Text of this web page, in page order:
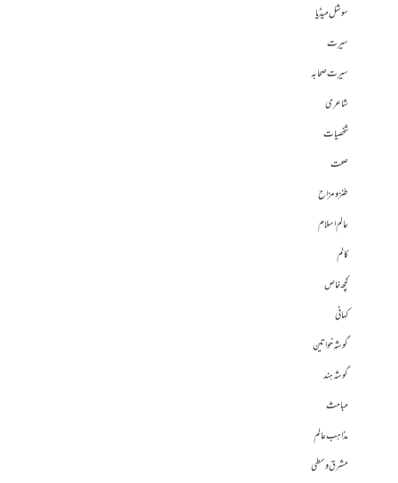
سوشل میڈیا
سیرت
سیرت صحابہ
شاعری
شخصیات
صحت
طنز و مزاح
عالم اسلام
کالم
کچھ خاص
کہانی
گوشہ خواتین
گوشہ ہند
مباحث
مذاہب عالم
مشرق وسطی